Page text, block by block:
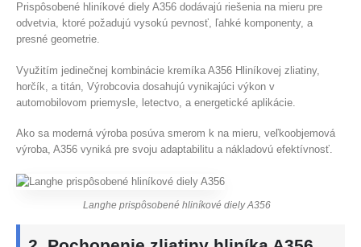
Prispôsobené hliníkové diely A356 dodávajú riešenia na mieru pre
odvetvia, ktoré požadujú vysokú pevnosť, ľahké komponenty, a
presné geometrie.
Využitím jedinečnej kombinácie kremíka A356 Hliníkovej zliatiny,
horčík, a titán, Výrobcovia dosahujú vynikajúci výkon v
automobilovom priemysle, letectvo, a energetické aplikácie.
Ako sa moderná výroba posúva smerom k na mieru, veľkoobjemová
výroba, A356 vyniká pre svoju adaptabilitu a nákladovú efektívnosť.
Langhe prispôsobené hliníkové diely A356